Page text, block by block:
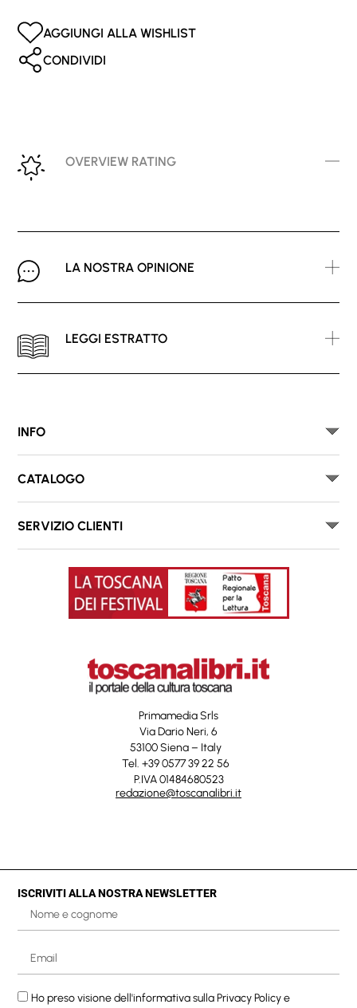
AGGIUNGI ALLA WISHLIST
CONDIVIDI
OVERVIEW RATING
LA NOSTRA OPINIONE
LEGGI ESTRATTO
INFO
CATALOGO
SERVIZIO CLIENTI
Primamedia Srls
Via Dario Neri, 6
53100 Siena – Italy
Tel. +39 0577 39 22 56
P.IVA 01484680523
redazione@toscanalibri.it
ISCRIVITI ALLA NOSTRA NEWSLETTER
Ho preso visione dell'informativa sullaPrivacy Policye